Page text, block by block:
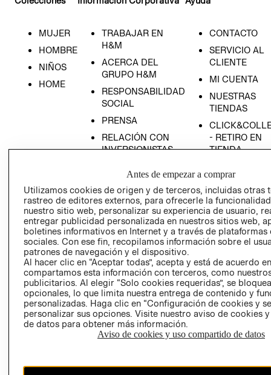
MUJER
HOMBRE
NIÑOS
HOME
TRABAJAR EN
H&M
ACERCA DEL
GRUPO H&M
RESPONSABILIDAD
SOCIAL
PRENSA
RELACIÓN CON
INVERSIONISTAS
EMPRESARIAL
CONTACTO
SERVICIO AL
CLIENTE
MI CUENTA
NUESTRAS
TIENDAS
- RETIRO EN
TIENDA
CONDICIONES
AVISO DE
PRIVACIDAD
GIFT CARD
AVISO DE
Antes de empezar a comprar
Utilizamos cookies de origen y de terceros, incluidas otras
rastreo de editores externos, para ofrecerle la
nuestro sitio web, personalizar su experiencia de usuario,
entregar publicidad personalizada en nuestros sitios web,
boletines informativos en Internet y a través de plataformas
sociales. Con ese fin, recopilamos información sobre el
patrones de navegación y el dispositivo.
Al hacer clic en “Aceptar todas”, acepta y está de acuerdo
compartamos esta información con terceros, como
publicitarios. Al elegir “Solo cookies requeridas”, se
opcionales, lo que limita nuestra entrega de contenido y
personalizadas. Haga clic en “Configuración de cookies y
personalizar sus opciones. Visite nuestro aviso de cookies
de datos para obtener más información.
Aviso de cookies y uso compartido de datos